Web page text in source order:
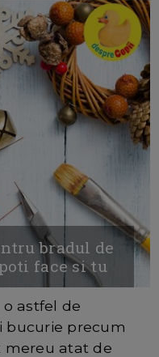
bradul de
face si tu
astfel de
bucurie precum
mereu atat de